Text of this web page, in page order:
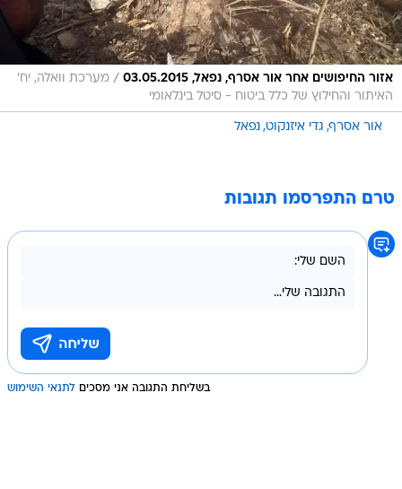
אזור החיפושים אחר אור אסרף, נפאל, 03.05.2015 / מערכת וואלה, יח'
האיתור והחילוץ של כלל ביטוח - סיטל בינלאומי
אור אסרף גדי איזנקוט נפאל
טרם התפרסמו תגובות
בשליחת התגובה אני מסכים לתנאי השימוש